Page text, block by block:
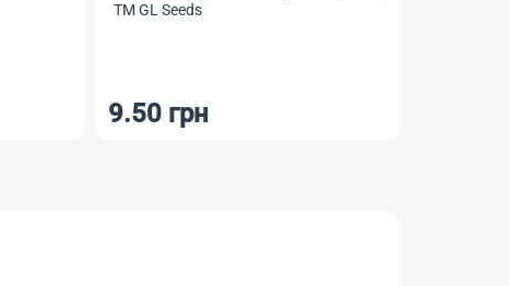
ТМ GL Seeds
9.50 грн